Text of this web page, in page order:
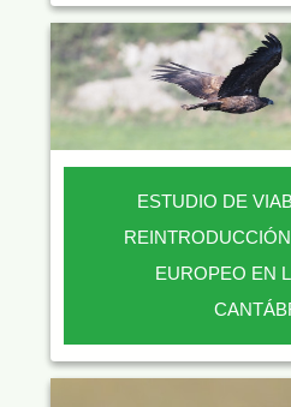
ESTUDIO DE
EUROPEO EN